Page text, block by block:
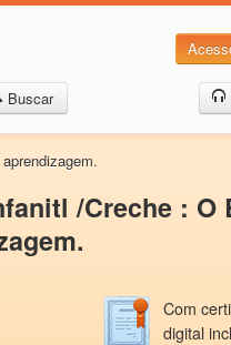
Buscar
/Creche : O
Com
digital